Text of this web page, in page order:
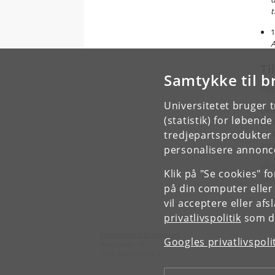
Samtykke til
Universitetet bruger
(statistik) for
tredjepartsprodukter
personalisere
Klik på "Se cookies"
på din computer
vil acceptere eller
privatlivspolitik som
Googles
og